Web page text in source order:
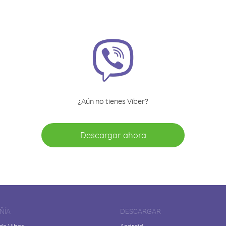
¿Aún no tienes Viber?
Descargar ahora
DESCARGAR